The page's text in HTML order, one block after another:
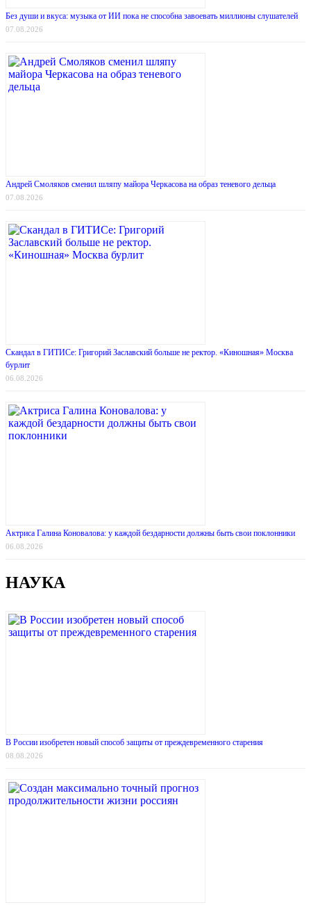
Без души и вкуса: музыка от ИИ пока не способна завоевать миллионы слушателей
07.08.2026
Андрей Смоляков сменил шляпу майора Черкасова на образ теневого дельца
07.08.2026
Скандал в ГИТИСе: Григорий Заславский больше не ректор. «Киношная» Москва
бурлит
06.08.2026
Актриса Галина Коновалова: у каждой бездарности должны быть свои поклонники
06.08.2026
НАУКА
В России изобретен новый способ защиты от преждевременного старения
08.08.2026